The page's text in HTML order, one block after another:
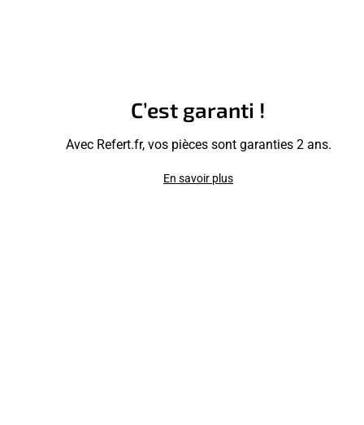
C’est garanti !
Avec Refert.fr, vos pièces sont garanties 2 ans.
En savoir plus